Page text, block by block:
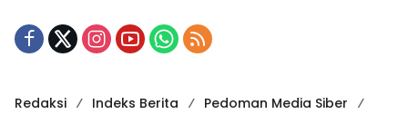
Redaksi Indeks Berita Pedoman Media Siber